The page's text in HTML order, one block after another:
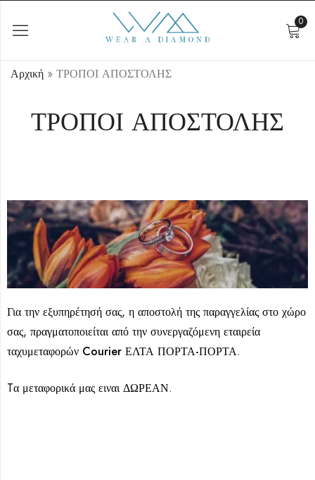
0
ΤΡΟΠΟΙ ΑΠΟΣΤΟΛΗΣ
Αρχική » ΤΡΟΠΟΙ ΑΠΟΣΤΟΛΗΣ
Για την εξυπηρέτησή σας, η αποστολή της παραγγελίας στο χώρο
σας, πραγματοποιείται από την συνεργαζόμενη εταιρεία
ταχυμεταφορών Courier ΕΛΤΑ ΠΟΡΤΑ-ΠΟΡΤΑ.
Tα μεταφορικά μας ειναι ΔΩΡΕΑΝ.